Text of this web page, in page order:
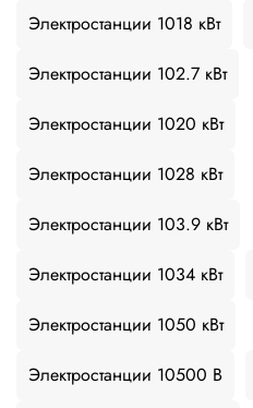
Электростанции 1018 кВт
Электростанции 102.7 кВт
Электростанции 1020 кВт
Электростанции 1028 кВт
Электростанции 103.9 кВт
Электростанции 1034 кВт
Электростанции 1050 кВт
Электростанции 10500 В